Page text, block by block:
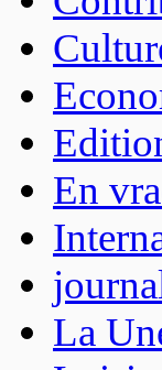
En
La